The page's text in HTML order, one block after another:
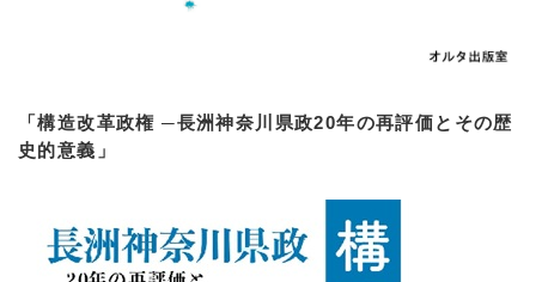
「構造改革政権 ─長洲神奈川県政20年の再評価とその歴
史的意義」